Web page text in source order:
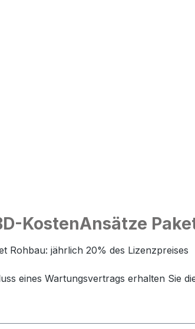
KostenAnsätze
Rohbau: jährlich 20% des Lizenzpreises
eines Wartungsvertrags erhalten